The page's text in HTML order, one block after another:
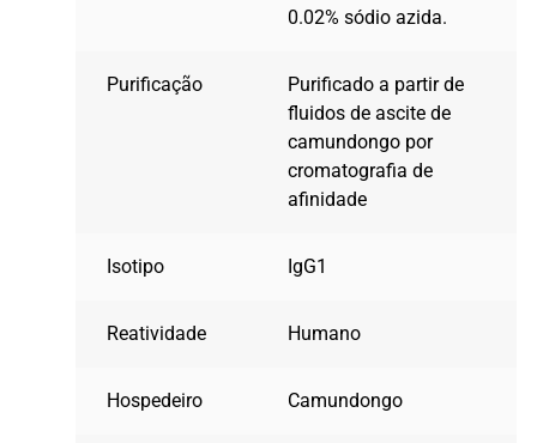
0.02% sódio azida.
Purificação
Purificado a partir de
fluidos de ascite de
camundongo por
cromatografia de
afinidade
Isotipo IgG1
Reatividade Humano
Hospedeiro Camundongo